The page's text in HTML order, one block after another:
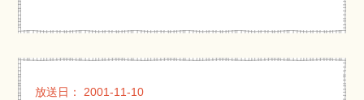
放送日： 2001-11-10